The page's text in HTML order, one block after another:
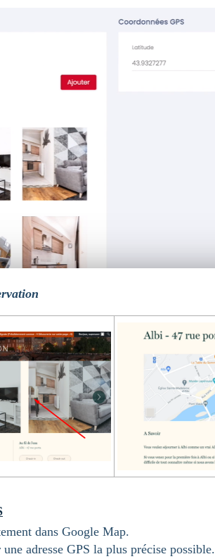
dans Google Map.
adresse GPS la plus précise possible.